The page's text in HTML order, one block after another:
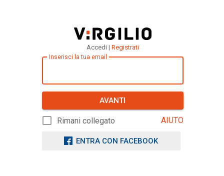
Accedi | Registrati
Inserisci la tua email
AVANTI
Rimani collegato AIUTO
ENTRA CON FACEBOOK